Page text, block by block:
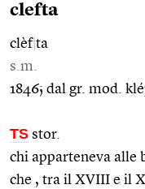
clefta
clèf|ta
s.m.
1846; dal gr. mod.
TS stor.
chi apparteneva alle
che , tra il XVIII e il